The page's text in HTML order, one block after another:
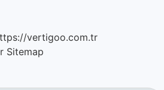
vertigoo.com.tr
Sitemap